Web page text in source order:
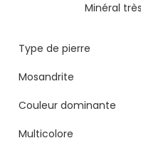
Minéral
Type de pierre
Mosandrite
Couleur dominante
Multicolore